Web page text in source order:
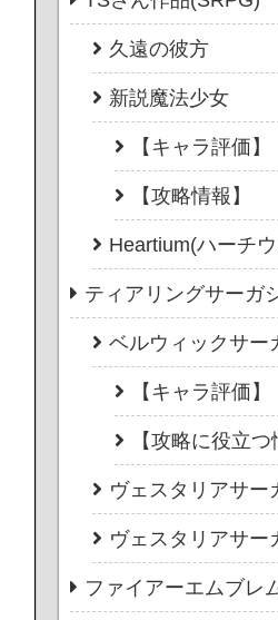
久遠の彼方
新説魔法少女
【キャラ評価】
【攻略情報】
Heartium(ハーチ
ティアリングサーガ
ベルウィックサー
【キャラ評価】
【攻略に役立つ
ヴェスタリアサー
ヴェスタリアサー
ファイアーエムブレ